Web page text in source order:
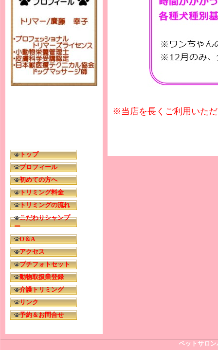
トップ
プロフィール
初めての方へ
トリミング料金
トリミングの流れ
こだわりシャンプ
ー
O＆A
アクセス
プチフォトセット
動物取扱業登録
介護トリミング
リンク
予約＆お問合せ
※当店を長くご利用いた
ペットサロ